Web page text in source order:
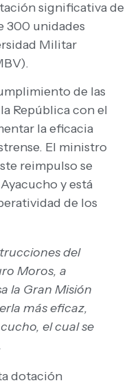
significativa de
300 unidades
Militar
de las
República con el
la eficacia
El ministro
reimpulso se
y está
de los
del
Moros, a
la Gran Misión
más eficaz,
el cual se
dotación